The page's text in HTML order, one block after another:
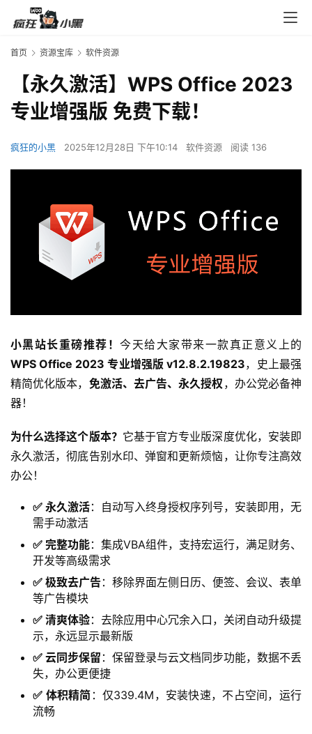
首页 资源宝库 软件资源
【永久激活】WPS Office 2023
专业增强版 免费下载！
疯狂的小黑 2025年12月28日 下午10:14 软件资源 阅读 136
小黑站长重磅推荐！今天给大家带来一款真正意义上的
WPS Office 2023 专业增强版 v12.8.2.19823，史上最强
精简优化版本， 免激活、去广告、永久授权 ，办公党必备神
器！
为什么选择这个版本？ 它基于官方专业版深度优化，安装即
永久激活，彻底告别水印、弹窗和更新烦恼，让你专注高效
办公！
✅ 永久激活：自动写入终身授权序列号，安装即用，无
需手动激活
✅ 完整功能：集成VBA组件，支持宏运行，满足财务、
开发等高级需求
✅ 极致去广告 ：移除界面左侧日历、便签、会议、表单
等广告模块
✅ 清爽体验：去除应用中心冗余入口，关闭自动升级提
示，永远显示最新版
✅ 云同步保留 ：保留登录与云文档同步功能，数据不丢
失，办公更便捷
✅ 体积精简 ：仅339.4M，安装快速，不占空间，运行
流畅